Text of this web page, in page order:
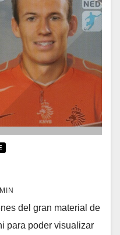
del gran material de
para poder visualizar